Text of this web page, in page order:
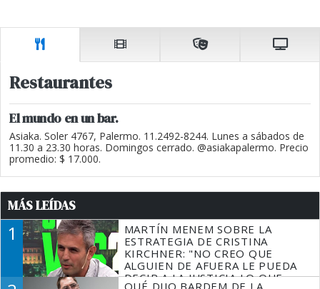
Restaurantes
El mundo en un bar.
Asiaka. Soler 4767, Palermo. 11.2492-8244. Lunes a sábados de
11.30 a 23.30 horas. Domingos cerrado. @asiakapalermo. Precio
promedio: $ 17.000.
MÁS LEÍDAS
1
MARTÍN MENEM SOBRE LA
ESTRATEGIA DE CRISTINA
KIRCHNER: "NO CREO QUE
ALGUIEN DE AFUERA LE PUEDA
DECIR A LA JUSTICIA LO QUE